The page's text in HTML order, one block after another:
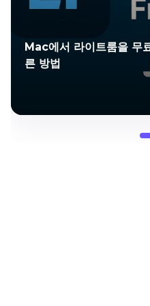
Mac에서 라이트룸을 무
른 방법